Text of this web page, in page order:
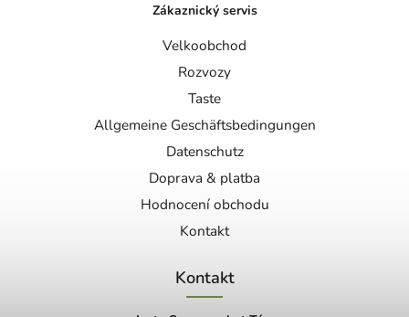
Zákaznický servis
Velkoobchod
Rozvozy
Taste
Allgemeine Geschäftsbedingungen
Datenschutz
Doprava & platba
Hodnocení obchodu
Kontakt
Kontakt